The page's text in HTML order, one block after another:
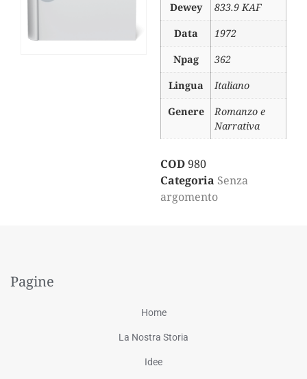
Dewey
833.9 KAF
Data
1972
Npag
362
Lingua
Italiano
Genere
Romanzo e
Narrativa
COD980
Categoria Senza
argomento
Pagine
Home
La Nostra Storia
Idee